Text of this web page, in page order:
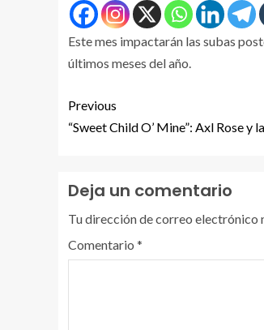
Este mes impactarán las subas
últimos meses del año.
Previous
“Sweet Child O’ Mine”: Axl Rose y
Deja un comentario
Tu dirección de correo electrónico
Comentario *